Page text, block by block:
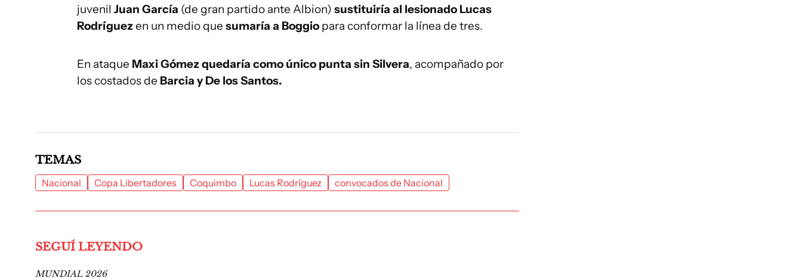
juvenil Juan García (de gran partido ante Albion) sustituiría al lesionado Lucas
Rodríguezen un medio que sumaría a Boggio para conformar la línea de tres.
En ataque Maxi Gómez quedaría como único punta sin Silvera, acompañado por
los costados de Barcia y De los Santos.
TEMAS
Nacional Copa Libertadores Coquimbo Lucas Rodríguez convocados de Nacional
SEGUÍ LEYENDO
MUNDIAL 2026